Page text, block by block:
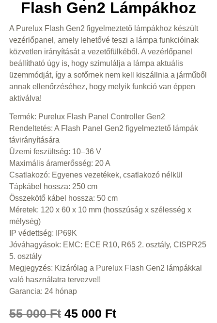
Flash Gen2 Lámpákhoz
A Purelux Flash Gen2 figyelmeztető lámpákhoz készült
vezérlőpanel, amely lehetővé teszi a lámpa funkcióinak
közvetlen irányítását a vezetőfülkéből. A vezérlőpanel
beállítható úgy is, hogy szimulálja a lámpa aktuális
üzemmódját, így a sofőrnek nem kell kiszállnia a járműből
annak ellenőrzéséhez, hogy melyik funkció van éppen
aktiválva!
Termék: Purelux Flash Panel Controller Gen2
Rendeltetés: A Flash Panel Gen2 figyelmeztető lámpák
távirányítására
Üzemi feszültség: 10–36 V
Maximális áramerősség: 20 A
Csatlakozó: Egyenes vezetékek, csatlakozó nélkül
Tápkábel hossza: 250 cm
Összekötő kábel hossza: 50 cm
Méretek: 120 x 60 x 10 mm (hosszúság x szélesség x
mélység)
IP védettség: IP69K
Jóváhagyások: EMC: ECE R10, R65 2. osztály, CISPR25
5. osztály
Megjegyzés: Kizárólag a Purelux Flash Gen2 lámpákkal
való használatra tervezve!!
Garancia: 24 hónap
55 000Ft 45 000 Ft